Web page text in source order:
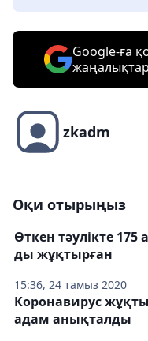
Google-ға
zkadm
Оқи отырыңыз
15:36, 24 тамыз 2020
Өткен тәулікте 175
ды жұқтырған
Коронавирус
адам анықталды